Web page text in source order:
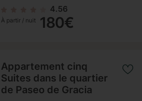
4.56
À partir / nuit 180€
Appartement cinq
Suites dans le quartier
de Paseo de Gracia